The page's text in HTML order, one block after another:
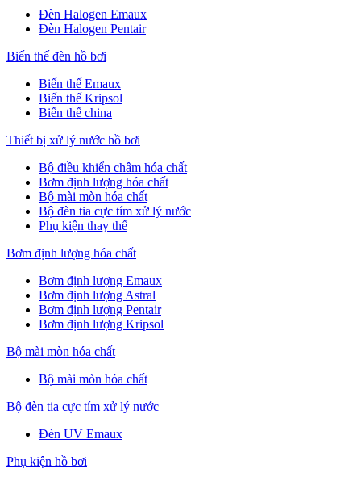
Đèn Halogen Emaux
Đèn Halogen Pentair
Biến thế đèn hồ bơi
Biến thế Emaux
Biến thế Kripsol
Biến thế china
Thiết bị xử lý nước hồ bơi
Bộ điều khiển châm hóa chất
Bơm định lượng hóa chất
Bộ mài mòn hóa chất
Bộ đèn tia cực tím xử lý nước
Phụ kiện thay thế
Bơm định lượng hóa chất
Bơm định lượng Emaux
Bơm định lượng Astral
Bơm định lượng Pentair
Bơm định lượng Kripsol
Bộ mài mòn hóa chất
Bộ mài mòn hóa chất
Bộ đèn tia cực tím xử lý nước
Đèn UV Emaux
Phụ kiện hồ bơi